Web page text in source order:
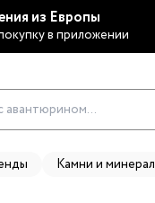
из Европы
в приложении
Камни и